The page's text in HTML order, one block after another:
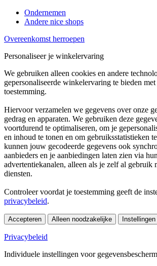
Ondernemen
Andere nice shops
Overeenkomst herroepen
Personaliseer je winkelervaring
We gebruiken alleen cookies en andere
gepersonaliseerde winkelervaring te bieden
toestemming.
Hiervoor verzamelen we gegevens over onze
gedrag en apparaten. We gebruiken deze
voortdurend te optimaliseren, om je
en inhoud te tonen en om gebruiksstatistieken
kunnen jouw gecodeerde gegevens ook
aanbieders en je aanbiedingen laten zien via
advertentiekanalen, alleen als je zelf al gebruik
diensten.
Controleer voordat je toestemming geeft de
privacybeleid.
Accepteren Alleen noodzakelijke
Privacybeleid
Individuele instellingen voor